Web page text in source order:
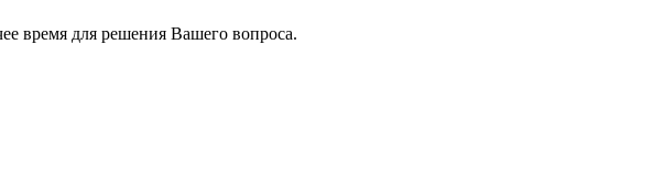
время для решения Вашего вопроса.